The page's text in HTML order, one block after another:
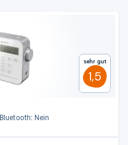
Sehr gut
1,5
Blue­tooth: Nein